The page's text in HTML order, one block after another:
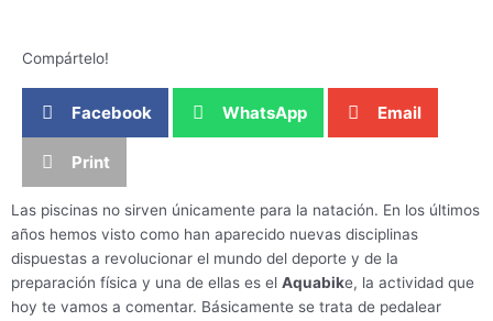
Compártelo!
Facebook WhatsApp Email
Print
Las piscinas no sirven únicamente para la natación. En los últimos
años hemos visto como han aparecido nuevas disciplinas
dispuestas a revolucionar el mundo del deporte y de la
preparación física y una de ellas es el Aquabike, la actividad que
hoy te vamos a comentar. Básicamente se trata de pedalear